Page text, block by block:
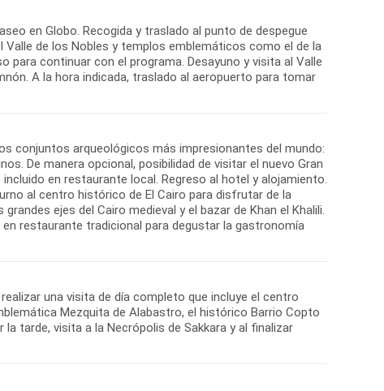
en Globo. Recogida y traslado al punto de despegue
Valle de los Nobles y templos emblemáticos como el de la
para continuar con el programa. Desayuno y visita al Valle
A la hora indicada, traslado al aeropuerto para tomar
conjuntos arqueológicos más impresionantes del mundo:
De manera opcional, posibilidad de visitar el nuevo Gran
en restaurante local. Regreso al hotel y alojamiento.
al centro histórico de El Cairo para disfrutar de la
ejes del Cairo medieval y el bazar de Khan el Khalili.
restaurante tradicional para degustar la gastronomía
una visita de día completo que incluye el centro
Mezquita de Alabastro, el histórico Barrio Copto
tarde, visita a la Necrópolis de Sakkara y al finalizar